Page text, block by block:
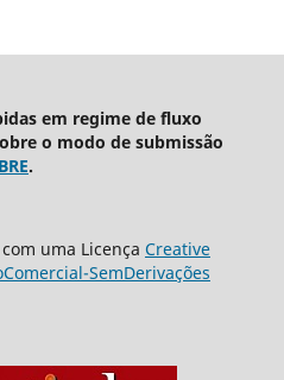
em regime de fluxo
o modo de submissão
.
uma Licença Creative
SemDerivações